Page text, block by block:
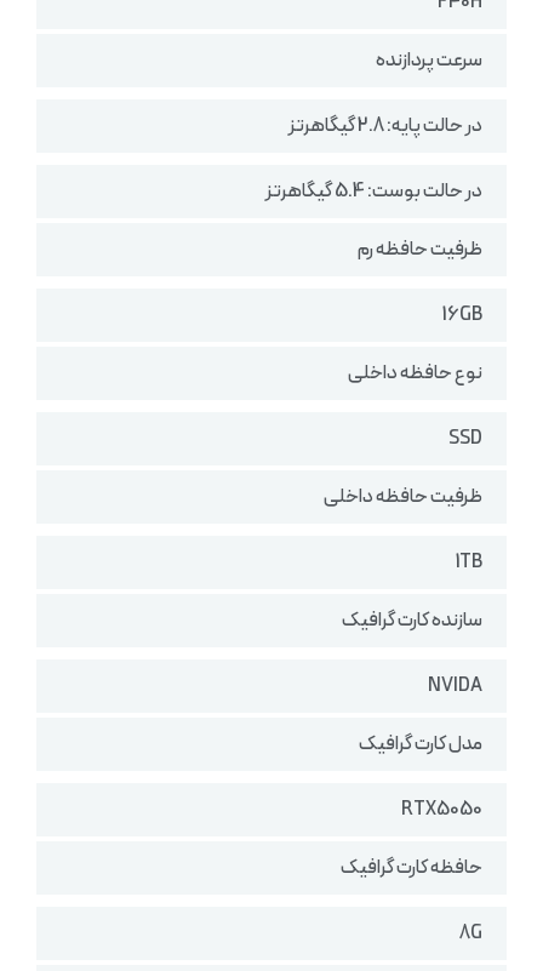
سرعت پردازنده
در حالت پایه: 2.8 گیگاهرتز
در حالت بوست: 5.4 گیگاهرتز
ظرفیت حافظه رم
16GB
نوع حافظه داخلی
SSD
ظرفیت حافظه داخلی
1TB
سازنده کارت گرافیک
NVIDA
مدل کارت گرافیک
RTX5050
حافظه کارت گرافیک
8G